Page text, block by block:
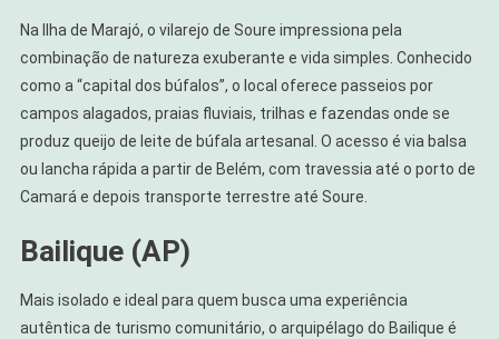
Na Ilha de Marajó, o vilarejo de Soure impressiona pela
combinação de natureza exuberante e vida simples. Conhecido
como a “capital dos búfalos”, o local oferece passeios por
campos alagados, praias fluviais, trilhas e fazendas onde se
produz queijo de leite de búfala artesanal. O acesso é via balsa
ou lancha rápida a partir de Belém, com travessia até o porto de
Camará e depois transporte terrestre até Soure.
Bailique (AP)
Mais isolado e ideal para quem busca uma experiência
autêntica de turismo comunitário, o arquipélago do Bailique é